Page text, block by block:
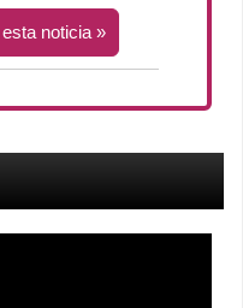
noticia